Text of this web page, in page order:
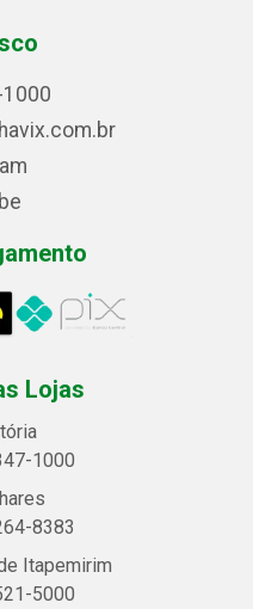
Lojas
1000
8383
Itapemirim
5000